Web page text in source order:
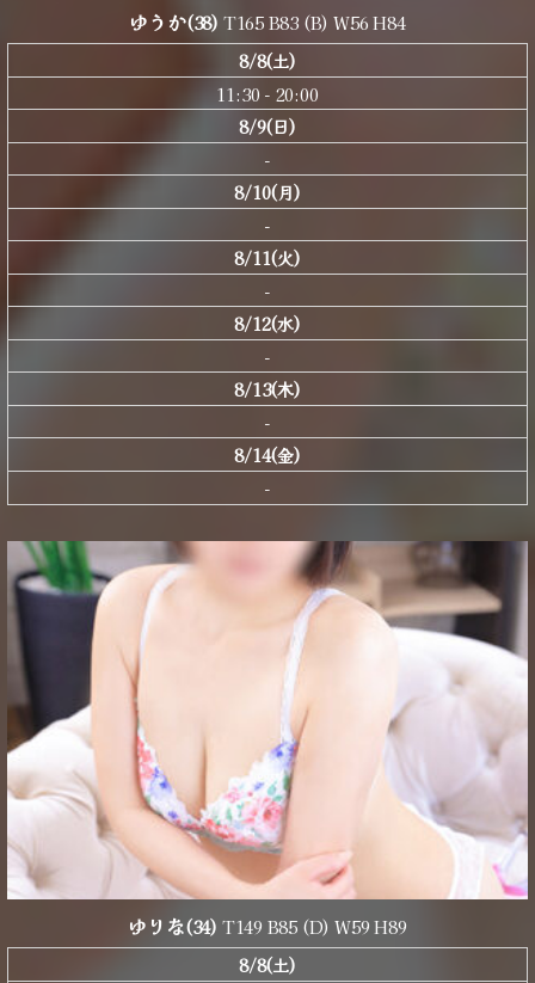
ゆうか(38) T165 B83 (B) W56 H84
8/8(土)
11:30 - 20:00
8/9(日)
-
8/10(月)
-
8/11(火)
-
8/12(水)
-
8/13(木)
-
8/14(金)
-
ゆりな(34) T149 B85 (D) W59 H89
8/8(土)